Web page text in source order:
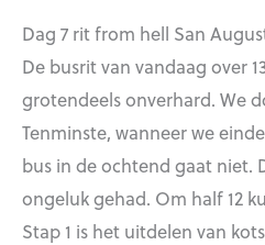
Dag 7 rit from hell San
De busrit van vandaag over
grotendeels onverhard. We
Tenminste, wanneer we
bus in de ochtend gaat niet.
ongeluk gehad. Om half 12
Stap 1 is het uitdelen van